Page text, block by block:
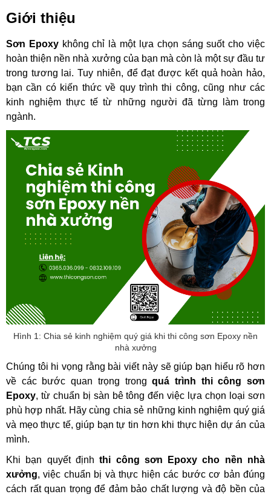
Giới thiệu
Sơn Epoxy không chỉ là một lựa chọn sáng suốt cho việc
hoàn thiện nền nhà xưởng của bạn mà còn là một sự đầu tư
trong tương lai. Tuy nhiên, để đạt được kết quả hoàn hảo,
bạn cần có kiến thức về quy trình thi công, cũng như các
kinh nghiệm thực tế từ những người đã từng làm trong
ngành.
Hình 1: Chia sẻ kinh nghiệm quý giá khi thi công sơn Epoxy nền
nhà xưởng
Chúng tôi hi vọng rằng bài viết này sẽ giúp bạn hiểu rõ hơn
về các bước quan trọng trong quá trình thi công sơn
Epoxy, từ chuẩn bị sàn bê tông đến việc lựa chọn loại sơn
phù hợp nhất. Hãy cùng chia sẻ những kinh nghiệm quý giá
và mẹo thực tế, giúp bạn tự tin hơn khi thực hiện dự án của
mình.
Khi bạn quyết định thi công sơn Epoxy cho nền nhà
xưởng, việc chuẩn bị và thực hiện các bước cơ bản đúng
cách rất quan trọng để đảm bảo chất lượng và độ bền của